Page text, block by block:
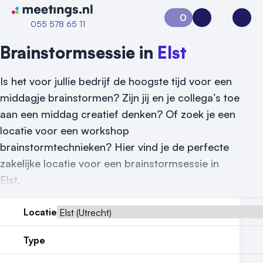
Naar home van Meetings
055 578 65 11
Vraag locatie aan
0
Aanvraag 0Inloggen
Brainstormsessie in Elst
Is het voor jullie bedrijf de hoogste tijd voor een
middagje brainstormen? Zijn jij en je collega’s toe
aan een middag creatief denken? Of zoek je een
locatie voor een workshop
brainstormtechnieken? Hier vind je de perfecte
zakelijke locatie voor een brainstormsessie in
Elst.
Locatie
Type